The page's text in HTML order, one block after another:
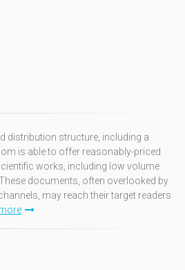
distribution structure, including a
is able to offer reasonably-priced
works, including low volume
documents, often overlooked by
may reach their target readers